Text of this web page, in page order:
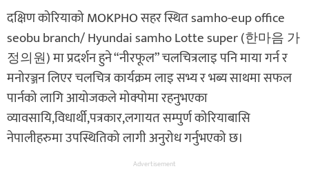
दक्षिण कोरियाको MOKPHO सहर स्थित samho-eup office
seobu branch/ Hyundai samho Lotte super (한마음 가
정의원) मा प्रदर्शन हुने “नीरफूल” चलचित्रलाइ पनि माया गर्न र
मनोरञ्जन लिएर चलचित्र कार्यक्रम लाइ सभ्य र भब्य साथमा सफल
पार्नको लागि आयोजकले मोक्पोमा रहनुभएका
व्यावसायि,विधार्थी,पत्रकार,लगायत सम्पुर्ण कोरियाबासि
नेपालीहरुमा उपस्थितिको लागी अनुरोध गर्नुभएको छ।
Advertisement